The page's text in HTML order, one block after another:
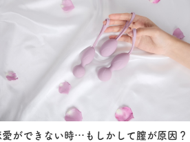
愛ができない時…もしかして膣が原因？